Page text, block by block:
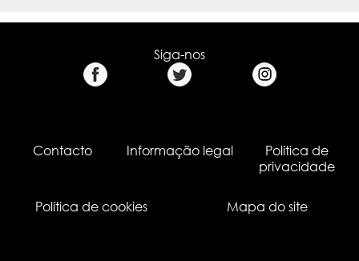
Siga-nos
Contacto Informação legal
Política de
privacidade
Política de cookies Mapa do site